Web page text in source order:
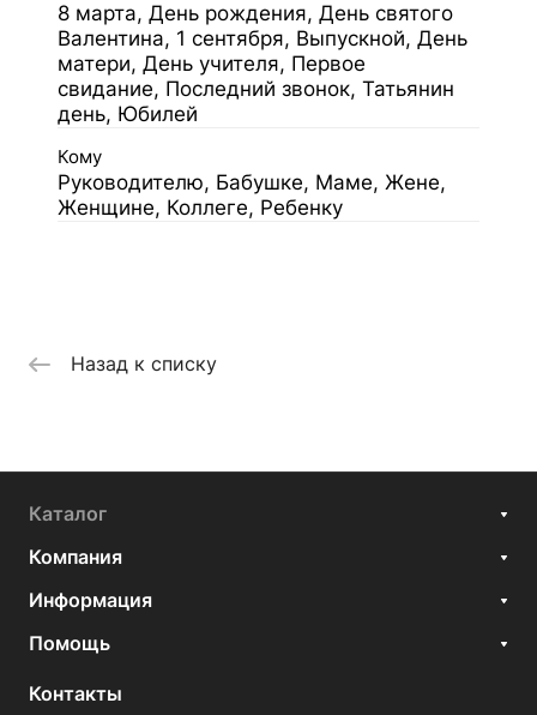
8 марта, День рождения, День святого
Валентина, 1 сентября, Выпускной, День
матери, День учителя, Первое
свидание, Последний звонок, Татьянин
день, Юбилей
Кому
Руководителю, Бабушке, Маме, Жене,
Женщине, Коллеге, Ребенку
Назад к списку
Каталог
Компания
Информация
Помощь
Контакты